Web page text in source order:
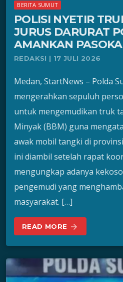
BERITA SUMUT
POLISI NYETIR
JURUS DARURAT
AMANKAN
REDAKSI | 17 JULI 2026
Medan, StartNews – Polda
mengerahkan sepuluh
untuk mengemudikan truk
Minyak (BBM) guna
awak mobil tangki di
ini diambil setelah rapat
mengungkap adanya
pengemudi yang
masyarakat. […]
READ MORE arrow_forward